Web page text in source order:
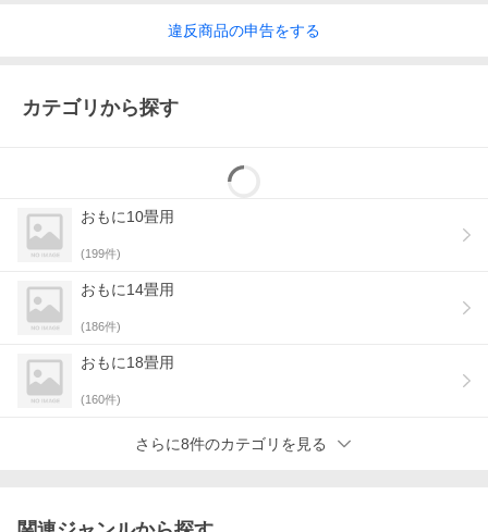
違反商品の申告をする
カテゴリから探す
おもに10畳用
(199件)
おもに14畳用
(186件)
おもに18畳用
(160件)
さらに8件のカテゴリを見る